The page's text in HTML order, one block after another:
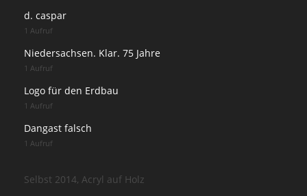
d. caspar
1 Aufruf
Niedersachsen. Klar. 75 Jahre
1 Aufruf
Logo für den Erdbau
1 Aufruf
Dangast falsch
1 Aufruf
Selbst 2014, Acryl auf Holz